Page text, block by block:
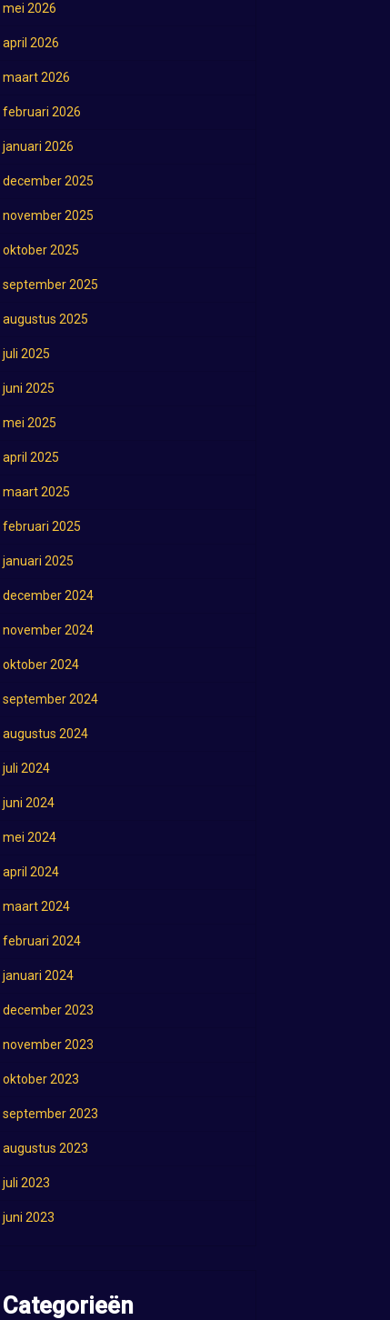
mei 2026
april 2026
maart 2026
februari 2026
januari 2026
december 2025
november 2025
oktober 2025
september 2025
augustus 2025
juli 2025
juni 2025
mei 2025
april 2025
maart 2025
februari 2025
januari 2025
december 2024
november 2024
oktober 2024
september 2024
augustus 2024
juli 2024
juni 2024
mei 2024
april 2024
maart 2024
februari 2024
januari 2024
december 2023
november 2023
oktober 2023
september 2023
augustus 2023
juli 2023
juni 2023
Categorieën